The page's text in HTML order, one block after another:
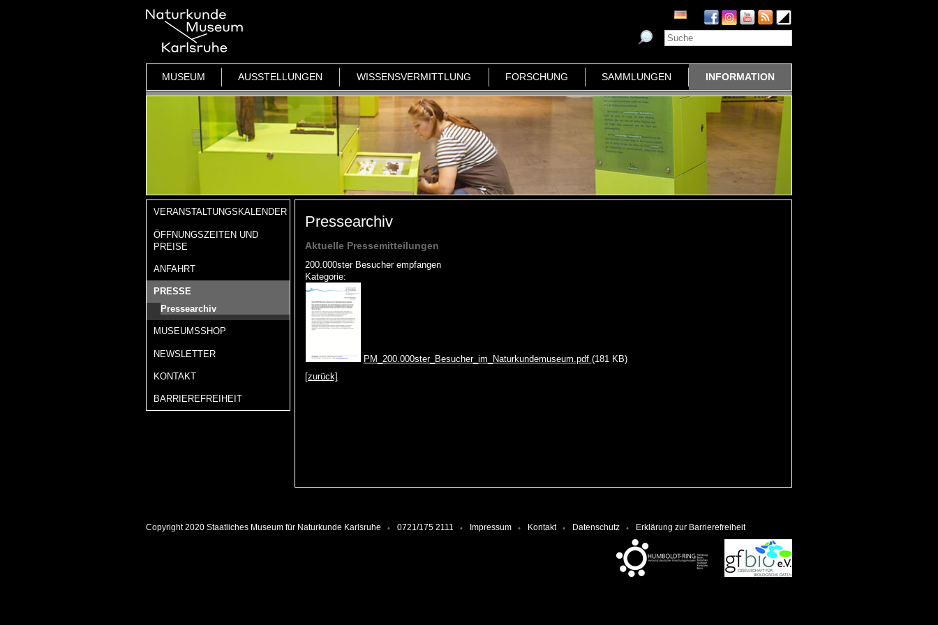
MUSEUM AUSSTELLUNGEN WISSENSVERMITTLUNG FORSCHUNG SAMMLUNGEN INFORMATION
VERANSTALTUNGSKALENDER
ÖFFNUNGSZEITEN UND
PREISE
ANFAHRT
PRESSE
Pressearchiv
MUSEUMSSHOP
NEWSLETTER
KONTAKT
BARRIEREFREIHEIT
Pressearchiv
Aktuelle Pressemitteilungen
200.000ster Besucher empfangen
Kategorie:
PM_200.000ster_Besucher_im_Naturkundemuseum.pdf (181 KB)
[zurück]
Copyright 2020 Staatliches Museum für Naturkunde Karlsruhe 0721/175 2111 Impressum Kontakt Datenschutz Erklärung zur Barrierefreiheit